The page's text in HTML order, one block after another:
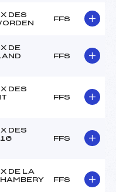
DES
FFS
DE
FFS
DES
FFS
DES
FFS
DE LA
FFS